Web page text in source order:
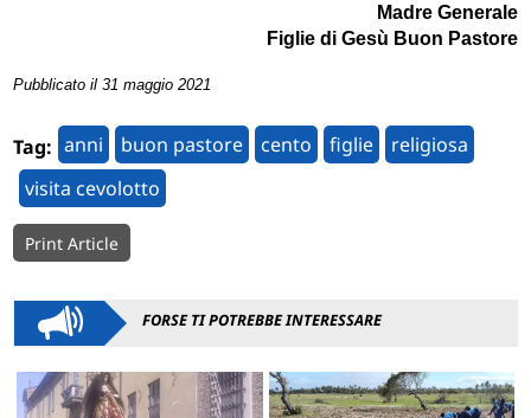
Madre Generale
Figlie di Gesù Buon Pastore
Pubblicato il 31 maggio 2021
Tag: anni buon pastore cento figlie
religiosa
visita cevolotto
Print Article
FORSE TI POTREBBE INTERESSARE